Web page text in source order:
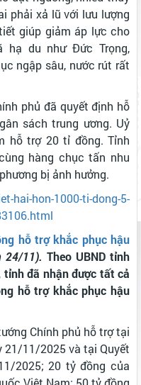
phải xả lũ với lưu lượng
giúp giảm áp lực cho
hạ du như Đức Trọng,
ngập sâu, nước rút rất
phủ đã quyết định hỗ
sách trung ương. Uỷ
hỗ trợ 20 tỉ đồng. Tỉnh
hàng chục tấn nhu
bị ảnh hưởng.
hai-hon-1000-ti-dong-5-
hỗ trợ khắc phục hậu
24/11).Theo UBND tỉnh
đã nhận được tất cả
hỗ trợ khắc phục hậu
Chính phủ hỗ trợ tại
21/11/2025 và tại Quyết
2025; 20 tỷ đồng của